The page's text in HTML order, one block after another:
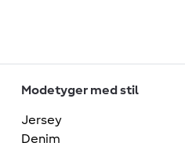
Modetyger med stil
Jersey
Denim